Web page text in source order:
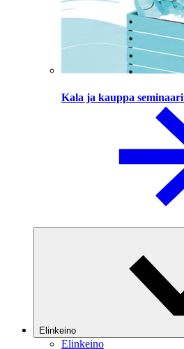
Kala ja kauppa
Elinkeino
Elinkeino